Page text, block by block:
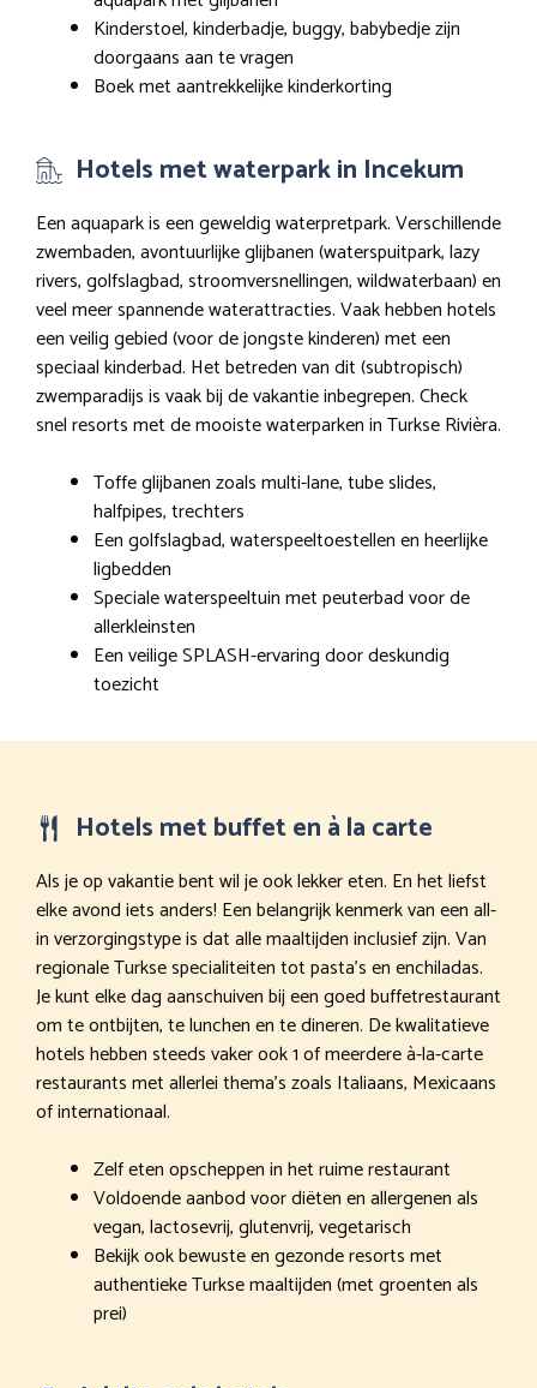
Kinderstoel, kinderbadje, buggy, babybedje zijn
doorgaans aan te vragen
Boek met aantrekkelijke kinderkorting
Hotels met waterpark in Incekum
Een aquapark is een geweldig waterpretpark. Verschillende
zwembaden, avontuurlijke glijbanen (waterspuitpark, lazy
rivers, golfslagbad, stroomversnellingen, wildwaterbaan) en
veel meer spannende waterattracties. Vaak hebben hotels
een veilig gebied (voor de jongste kinderen) met een
speciaal kinderbad. Het betreden van dit (subtropisch)
zwemparadijs is vaak bij de vakantie inbegrepen. Check
snel resorts met de mooiste waterparken in Turkse Rivièra.
Toffe glijbanen zoals multi-lane, tube slides,
halfpipes, trechters
Een golfslagbad, waterspeeltoestellen en heerlijke
ligbedden
Speciale waterspeeltuin met peuterbad voor de
allerkleinsten
Een veilige SPLASH-ervaring door deskundig
toezicht
Hotels met buffet en à la carte
Als je op vakantie bent wil je ook lekker eten. En het liefst
elke avond iets anders! Een belangrijk kenmerk van een all-
in verzorgingstype is dat alle maaltijden inclusief zijn. Van
regionale Turkse specialiteiten tot pasta’s en enchiladas.
Je kunt elke dag aanschuiven bij een goed buffetrestaurant
om te ontbijten, te lunchen en te dineren. De kwalitatieve
hotels hebben steeds vaker ook 1 of meerdere à-la-carte
restaurants met allerlei thema’s zoals Italiaans, Mexicaans
of internationaal.
Zelf eten opscheppen in het ruime restaurant
Voldoende aanbod voor diëten en allergenen als
vegan, lactosevrij, glutenvrij, vegetarisch
Bekijk ook bewuste en gezonde resorts met
authentieke Turkse maaltijden (met groenten als
prei)